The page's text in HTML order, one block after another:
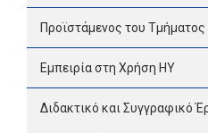
Προϊστάμενος του
Εμπειρία στη Χρήση ΗΥ
Διδακτικό και Συγγραφικό